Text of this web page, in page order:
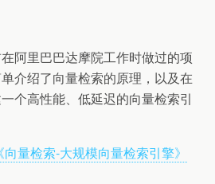
阿里巴巴达摩院工作时做过的项
介绍了向量检索的原理，以及在
个高性能、低延迟的向量检索引
《向量检索-大规模向量检索引擎》